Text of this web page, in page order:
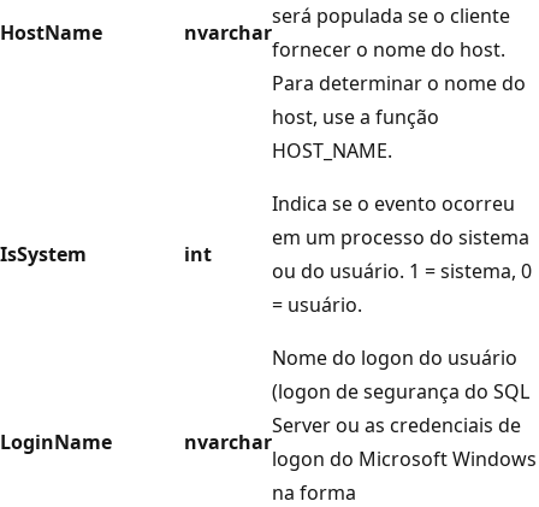
HostName nvarchar
será populada se o cliente
fornecer o nome do host.
Para determinar o nome do
host, use a função
HOST_NAME.
IsSystem int
Indica se o evento ocorreu
em um processo do sistema
ou do usuário. 1 = sistema, 0
= usuário.
LoginName nvarchar
Nome do logon do usuário
(logon de segurança do SQL
Server ou as credenciais de
logon do Microsoft Windows
na forma